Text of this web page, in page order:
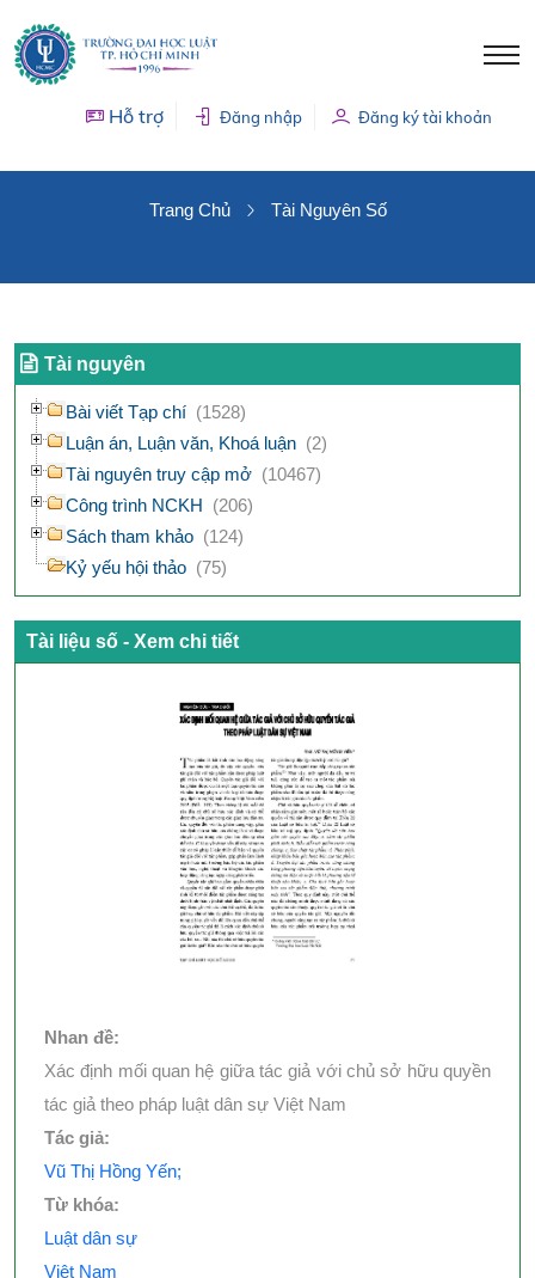
Hỗ trợ Đăng nhập Đăng ký tài khoản
Trang Chủ Tài Nguyên Số
Tài nguyên
Bài viết Tạp chí (1528)
Luận án, Luận văn, Khoá luận (2)
Tài nguyên truy cập mở (10467)
Công trình NCKH (206)
Sách tham khảo (124)
Kỷ yếu hội thảo (75)
Tài liệu số - Xem chi tiết
Nhan đề:
Xác định mối quan hệ giữa tác giả với chủ sở hữu quyền
tác giả theo pháp luật dân sự Việt Nam
Tác giả:
Vũ Thị Hồng Yến;
Từ khóa:
Luật dân sự
Việt Nam